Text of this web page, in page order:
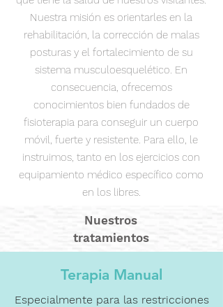
Nuestra misión es orientarles en la
rehabilitación, la corrección de malas
posturas y el fortalecimiento de su
sistema musculoesquelético. En
consecuencia, ofrecemos
conocimientos bien fundados de
fisioterapia para conseguir un cuerpo
móvil, fuerte y resistente. Para ello, le
instruimos, tanto en los ejercicios con
equipamiento médico específico como
en los libres.
Nuestros
tratamientos
Terapia Manual
Especialmente para las restricciones